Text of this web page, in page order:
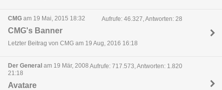
CMG am 19 Mai, 2015 18:32 Aufrufe: 46.327, Antworten: 28
CMG's Banner
Letzter Beitrag von CMG am 19 Aug, 2016 16:18
Der General am 19 Mär, 2008
21:18
Aufrufe: 717.573, Antworten: 1.820
Avatare